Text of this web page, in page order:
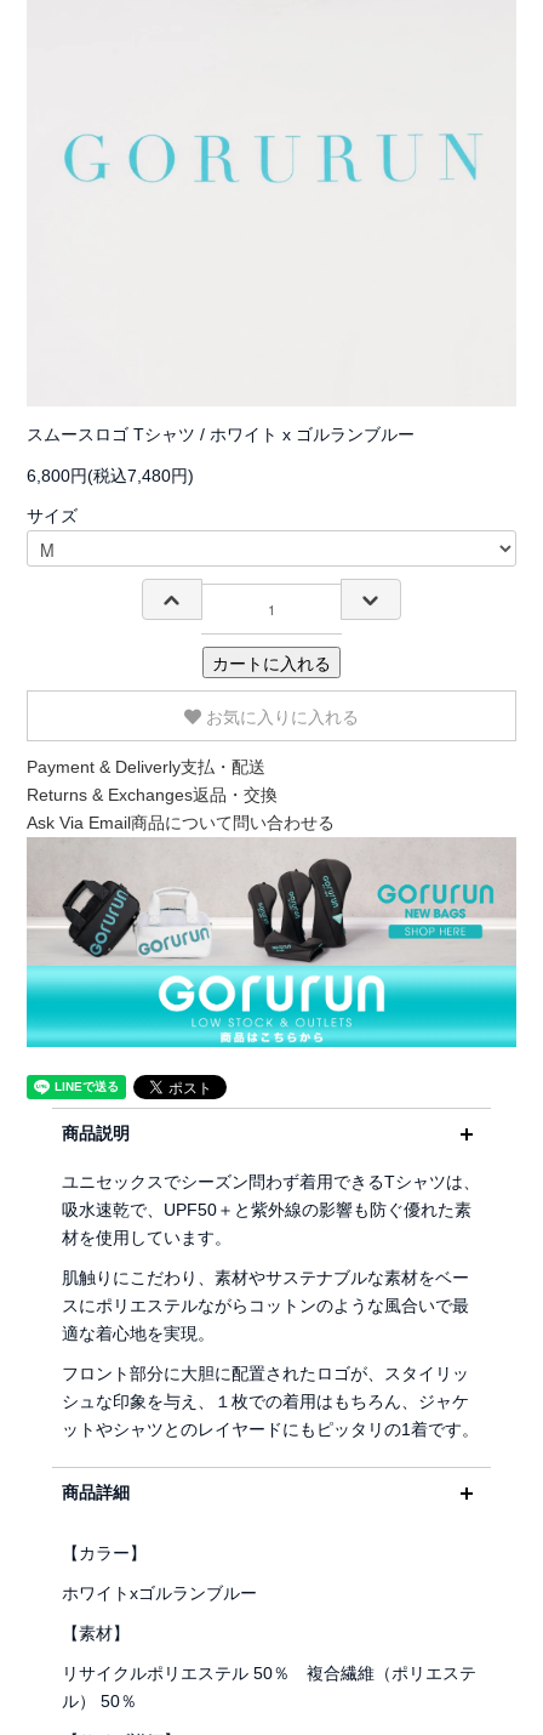
スムースロゴ Tシャツ / ホワイト x ゴルランブルー
6,800円(税込7,480円)
サイズ
カートに入れる
お気に入りに入れる
Payment & Deliverly支払・配送
Returns & Exchanges返品・交換
Ask Via Email商品について問い合わせる
商品説明
ユニセックスでシーズン問わず着用できるTシャツは、
吸水速乾で、UPF50＋と紫外線の影響も防ぐ優れた素
材を使用しています。
肌触りにこだわり、素材やサステナブルな素材をベー
スにポリエステルながらコットンのような風合いで最
適な着心地を実現。
フロント部分に大胆に配置されたロゴが、スタイリッ
シュな印象を与え、１枚での着用はもちろん、ジャケ
ットやシャツとのレイヤードにもピッタリの1着です。
商品詳細
【カラー】
ホワイトxゴルランブルー
【素材】
リサイクルポリエステル 50％ 複合繊維（ポリエステ
ル） 50％